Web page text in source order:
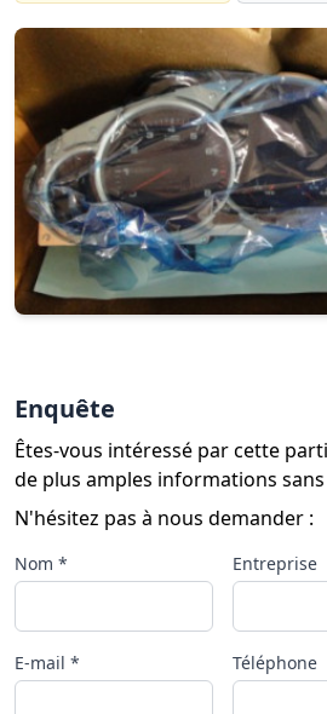
Enquête
Êtes-vous intéressé par cette
de plus amples informations
N'hésitez pas à nous demander :
Nom * Entreprise
E-mail * Téléphone